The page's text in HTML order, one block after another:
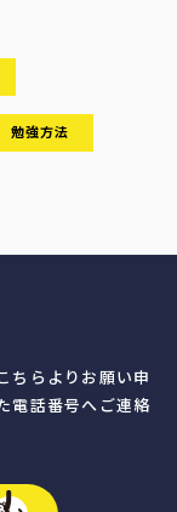
勉強方法
ちらよりお願い申
電話番号へご連絡